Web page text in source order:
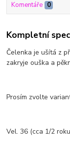
Komentáře 0
Kompletní
Čelenka je ušítá z
zakryje ouška a
Prosím zvolte
Vel. 36 (cca 1/2